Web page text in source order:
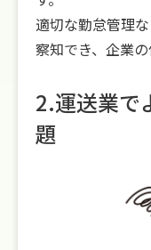
適切な勤怠管理
察知でき、企業の
2.運送業で
題